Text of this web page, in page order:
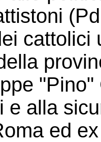
cattolici
e alla
ed